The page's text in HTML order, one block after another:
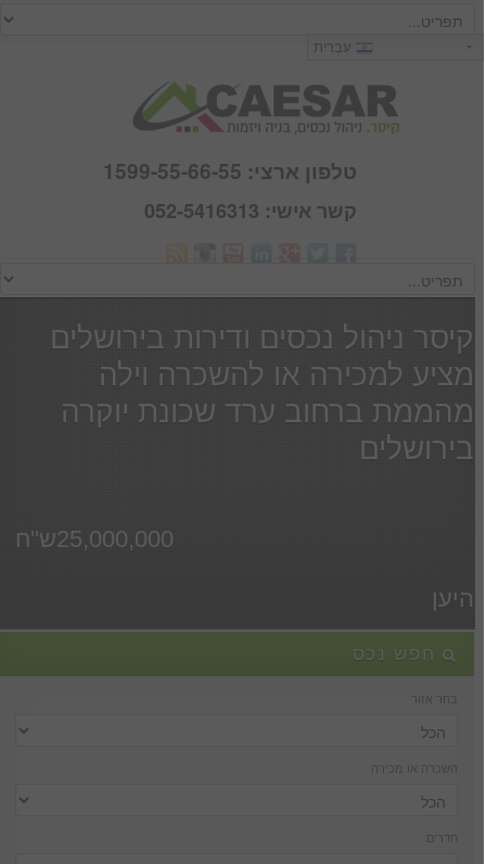
כניסה
טלפון ארצי: 1599-55-66-55
קשר אישי: 052-5416313
קיסר ניהול נכסים ודירות בירושלים
מציע למכירה או להשכרה וילה
מהממת ברחוב ערד שכונת יוקרה
בירושלים
25,000,000ש''ח
היען
חפש נכס
בחר אזור
השכרה או מכירה
חדרים
עִבְרִית